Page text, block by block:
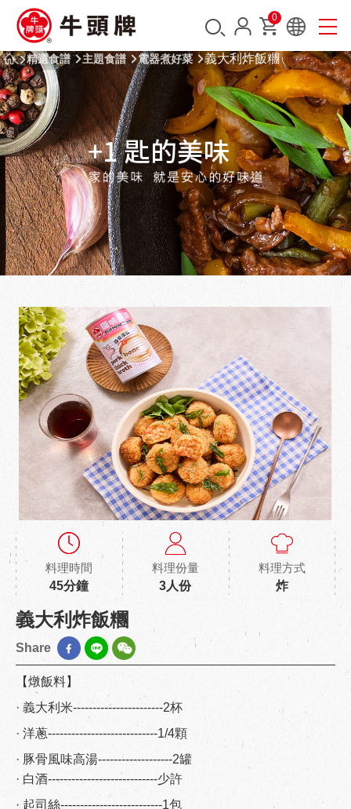
0
精選食譜 主題食譜 電器煮好菜 義大利炸飯糰
料理時間
45分鐘
料理份量
3人份
料理方式
炸
義大利炸飯糰
Share
【燉飯料】
· 義大利米-----------------------2杯
· 洋蔥----------------------------1/4顆
· 豚骨風味高湯-------------------2罐
· 白酒----------------------------少許
· 起司絲--------------------------1包